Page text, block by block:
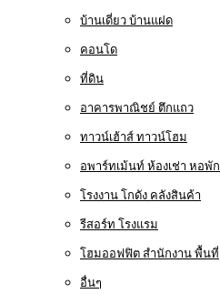
บ้านเดี่ยว บ้านแฝด
คอนโด
ที่ดิน
อาคารพาณิชย์ ตึกแถว
ทาวน์เฮ้าส์ ทาวน์โฮม
อพาร์ทเม้นท์ ห้องเช่า หอพัก
โรงงาน โกดัง คลังสินค้า
รีสอร์ท โรงแรม
โฮมออฟฟิต สำนักงาน พื้นที่
อื่นๆ